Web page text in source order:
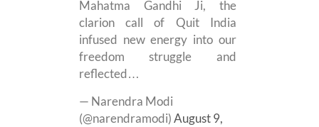
Mahatma Gandhi Ji, the
clarion call of Quit India
infused new energy into our
freedom struggle and
reflected…
— Narendra Modi
(@narendramodi)August 9,